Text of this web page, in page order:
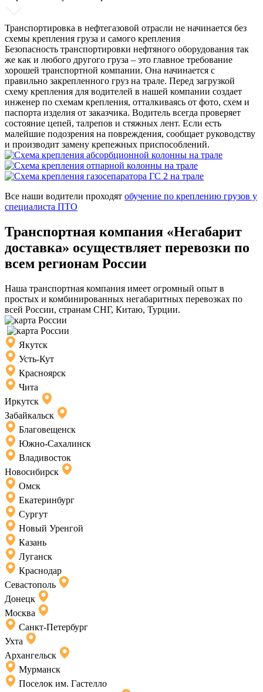
Транспортировка в нефтегазовой отрасли не начинается без
схемы крепления груза и самого крепления
Безопасность транспортировки нефтяного оборудования так
же как и любого другого груза – это главное требование
хорошей транспортной компании. Она начинается с
правильно закрепленного груз на трале. Перед загрузкой
схему крепления для водителей в нашей компании создает
инженер по схемам крепления, отталкиваясь от фото, схем и
паспорта изделия от заказчика. Водитель всегда проверяет
состояние цепей, талрепов и стяжных лент. Если есть
малейшие подозрения на повреждения, сообщает руководству
и производит замену крепежных приспособлений.
Все наши водители проходят обучение по креплению грузов у
специалиста ПТО
Транспортная компания «Негабарит
доставка» осуществляет перевозки по
всем регионам России
Наша транспортная компания имеет огромный опыт в
простых и комбинированных негабаритных перевозках по
всей России, странам СНГ, Китаю, Турции.
Якутск
Усть-Кут
Красноярск
Чита
Иркутск
Забайкальск
Благовещенск
Южно-Сахалинск
Владивосток
Новосибирск
Омск
Екатеринбург
Сургут
Новый Уренгой
Казань
Луганск
Краснодар
Севастополь
Донецк
Москва
Санкт-Петербург
Ухта
Архангельск
Мурманск
Поселок им. Гастелло